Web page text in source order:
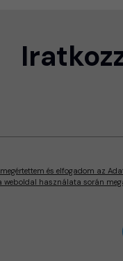
és elfogadom az
weboldal használata során